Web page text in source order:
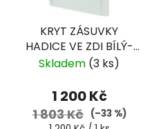
KRYT ZÁSUVKY
HADICE VE ZDI BÍLÝ-
HS5001W
Skladem (3 ks)
1 200 Kč
1 803 Kč
(–33 %)